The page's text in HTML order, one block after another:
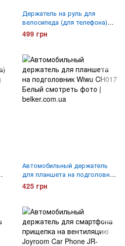
Держатель на руль для
велосипеда (для телефона)
Joyroom JR-ZS431 Bike Phone
Mount Holder
499 грн
Автомобильный держатель
для планшета на подголовник
Wiwu CH017 Белый
425 грн